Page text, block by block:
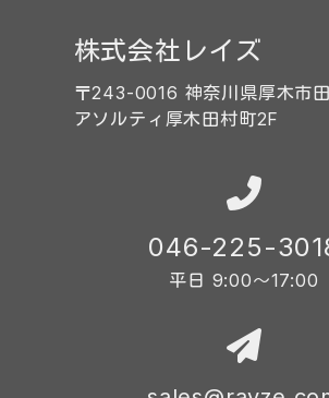
株式会社レイズ
〒243-0016 神奈川県厚木市
アソルティ厚木田村町2F
046-225-
平日 9:00〜17:00